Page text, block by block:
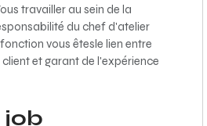
travailler au sein de la
du chef d'atelier
vous êtesle lien entre
client et garant de l'expérience